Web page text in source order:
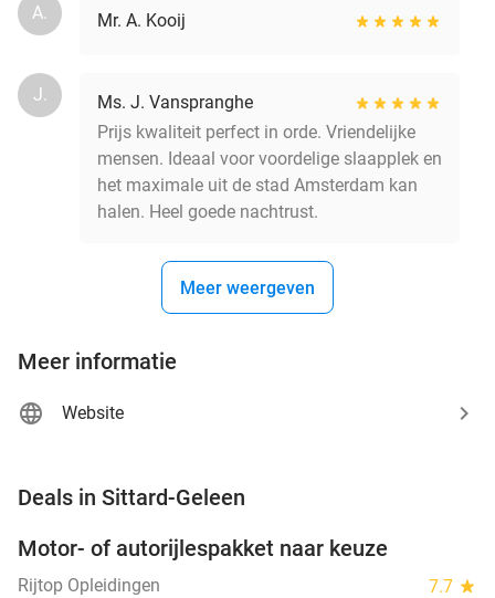
A. Mr. A. Kooij
J.
Ms. J. Vanspranghe
Prijs kwaliteit perfect in orde. Vriendelijke
mensen. Ideaal voor voordelige slaapplek en
het maximale uit de stad Amsterdam kan
halen. Heel goede nachtrust.
Meer weergeven
Meer informatie
Website
Deals in Sittard-Geleen
Motor- of autorijlespakket naar keuze
Rijtop Opleidingen 7.7 star